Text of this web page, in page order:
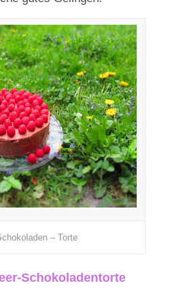
– Torte
Schokoladentorte